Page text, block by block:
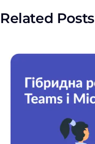
Related Posts